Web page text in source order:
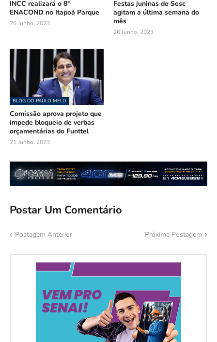
INCC realizará o 8°
ENACOND no Itapoã Parque
26 Junho, 2023
Festas juninas do Sesc
agitam a última semana do
mês
26 Junho, 2023
BLOG DO PAULO MELO
Comissão aprova projeto que
impede bloqueio de verbas
orçamentárias do Funttel
21 Junho, 2023
Postar Um Comentário
Postagem Anterior Próxima Postagem